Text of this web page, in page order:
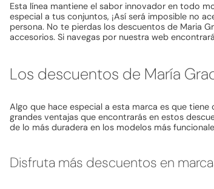
Esta línea mantiene el sabor innovador en todo
especial a tus conjuntos, ¡Así será imposible no
persona. No te pierdas los descuentos de Maria
accesorios. Si navegas por nuestra web
Los descuentos de María
Algo que hace especial a esta marca es que
grandes ventajas que encontrarás en estos
de lo más duradera en los modelos más
Disfruta más descuentos en